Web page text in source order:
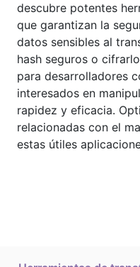
descubre potentes
que garantizan la
datos sensibles al
hash seguros o
para desarrolladores
interesados en
rapidez y eficacia.
relacionadas con el
estas útiles